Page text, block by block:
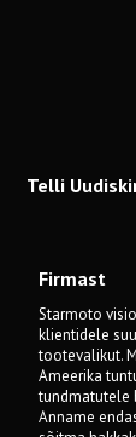
Telli
Firmast
Starmoto
klientidele
tootevalikut.
Ameerika
tundmatutele
Anname